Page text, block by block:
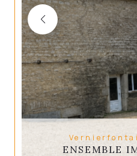
ENSEMBLE